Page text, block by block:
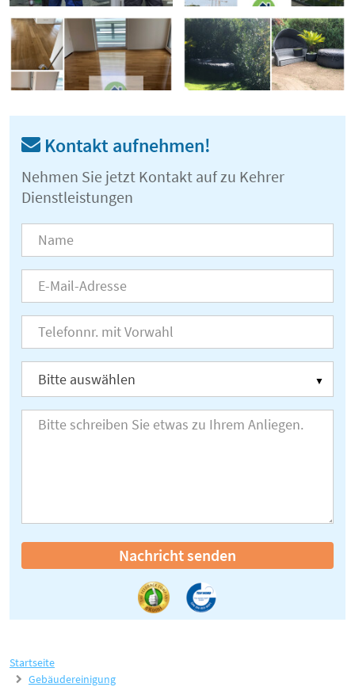
Startseite
Gebäudereinigung
Kontakt aufnehmen!
Nehmen Sie jetzt Kontakt auf zu Kehrer
Dienstleistungen
Nachricht senden